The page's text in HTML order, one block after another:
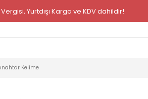
Yurtdışı Kargo ve KDV dahildir!